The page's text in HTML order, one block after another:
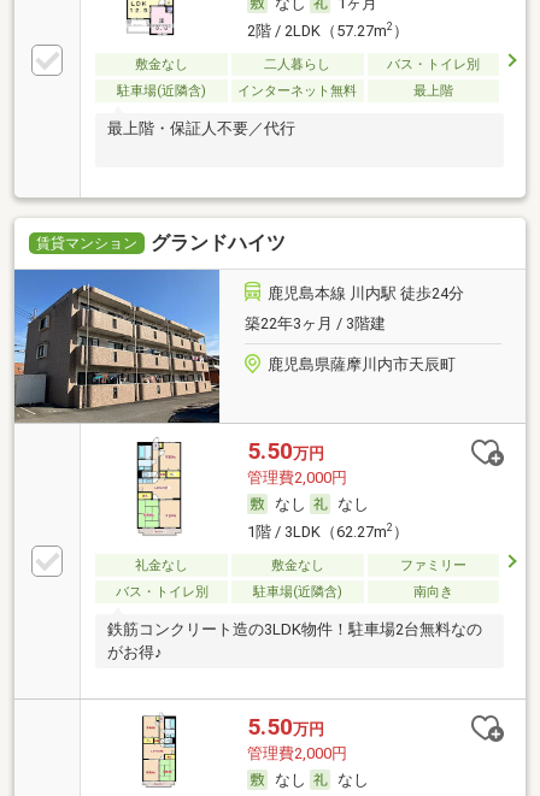
2階 / 2LDK（57.27m2）
敷金なし 二人暮らし
バス・トイレ別
駐車場(近隣含)
インターネット無料 最上階
最上階・保証人不要／代行
賃貸マンション グランドハイツ
鹿児島本線 川内駅 徒歩24分
築22年3ヶ月 / 3階建
鹿児島県薩摩川内市天辰町
5.50万円
管理費2,000円
なし
なし
1階 / 3LDK（62.27m2）
礼金なし 敷金なし
ファミリー
バス・トイレ別
駐車場(近隣含) 南向き
鉄筋コンクリート造の3LDK物件！駐車場2台無料なの
がお得♪
5.50万円
管理費2,000円
なし
なし